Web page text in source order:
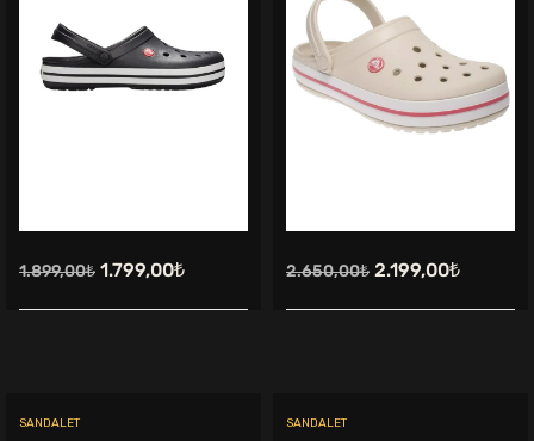
1.899,00₺ Orijinal
fiyat:
1.799,00₺Şu
andaki
2.650,00₺ Orijinal
fiyat:
2.199,00₺Şu
andaki
SANDALET SANDALET